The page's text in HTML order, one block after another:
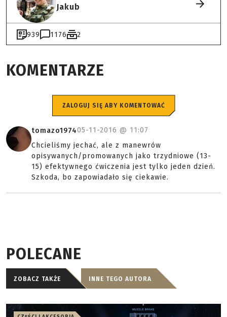
Jakub
939 1176 2
KOMENTARZE
ZALOGUJ SIĘ ABY KOMENTOWAĆ
tomazo197405-11-2016 @ 11:07
Chcieliśmy jechać, ale z manewrów
opisywanych/promowanych jako trzydniowe (13-
15) efektywnego ćwiczenia jest tylko jeden dzień.
Szkoda, bo zapowiadało się ciekawie.
POLECANE
ZOBACZ TAKŻE INNE TEGO AUTORA